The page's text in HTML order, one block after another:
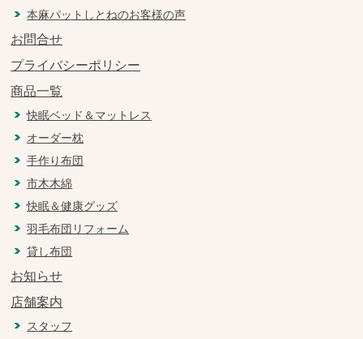
本麻パットしとねのお客様の声
お問合せ
プライバシーポリシー
商品一覧
快眠ベッド＆マットレス
オーダー枕
手作り布団
市木木綿
快眠＆健康グッズ
羽毛布団リフォーム
貸し布団
お知らせ
店舗案内
スタッフ